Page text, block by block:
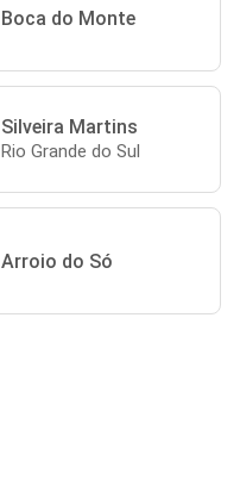
Boca do Monte
Silveira Martins
Rio Grande do Sul
Arroio do Só